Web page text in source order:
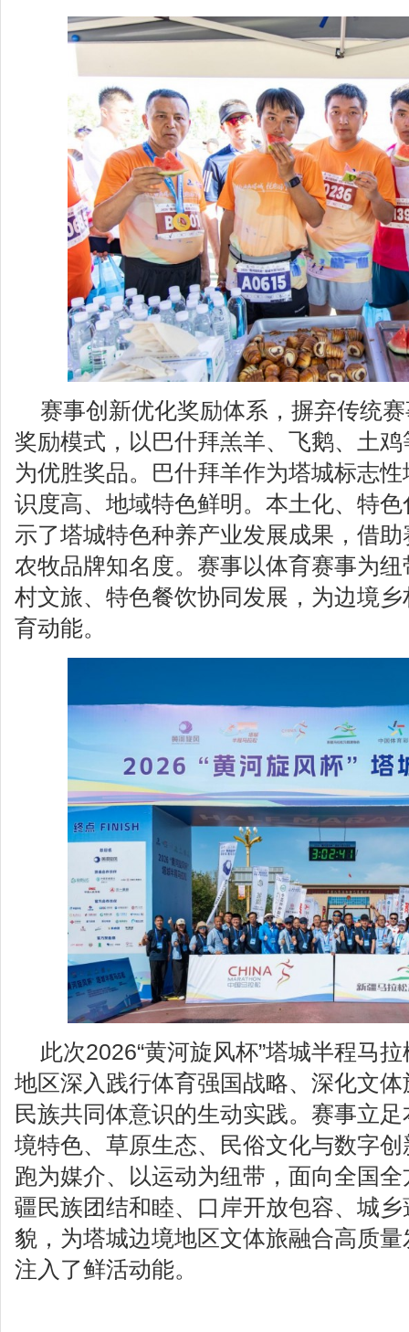
赛事创新优化奖励体系，摒弃传统
奖励模式，以巴什拜羔羊、飞鹅、土
为优胜奖品。巴什拜羊作为塔城标志
识度高、地域特色鲜明。本土化、特
示了塔城特色种养产业发展成果，借
农牧品牌知名度。赛事以体育赛事为
村文旅、特色餐饮协同发展，为边境
育动能。
此次2026“黄河旋风杯”塔城半程马
地区深入践行体育强国战略、深化文
民族共同体意识的生动实践。赛事立
境特色、草原生态、民俗文化与数字
跑为媒介、以运动为纽带，面向全国
疆民族团结和睦、口岸开放包容、城
貌，为塔城边境地区文体旅融合高质
注入了鲜活动能。